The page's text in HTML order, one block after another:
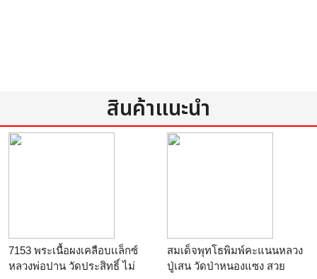
สินค้าแนะนำ
7153 พระเนื้อผงเคลือบเเล็กซ์
หลวงพ่อปาน วัดประสิทธิ์ ไม่
สมเด็จพุทโธพิมพ์คะแนนหลวง
ปู่เสน วัดป่าหนองแซง สวย